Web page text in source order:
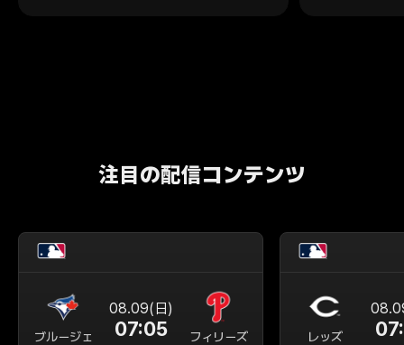
注目の配信コンテンツ
ブルージェ
08.09(日)
07:05 フィリーズ レッズ